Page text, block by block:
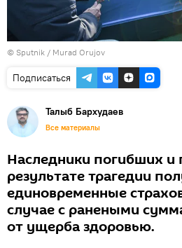
© Sputnik / Murad Orujov
Подписаться
Талыб Бархудаев
Все материалы
Наследники погибших и
результате трагедии
единовременные
случае с ранеными
от ущерба здоровью.